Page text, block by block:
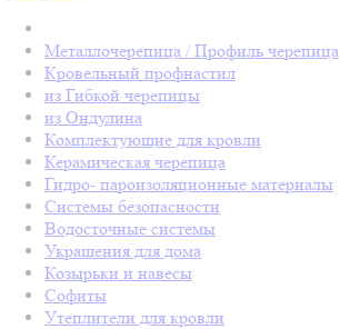
Металлочерепица / Профиль черепица
Кровельный профнастил
из Гибкой черепицы
из Ондулина
Комплектующие для кровли
Керамическая черепица
Гидро- пароизоляционные материалы
Системы безопасности
Водосточные системы
Украшения для дома
Козырьки и навесы
Софиты
Утеплители для кровли